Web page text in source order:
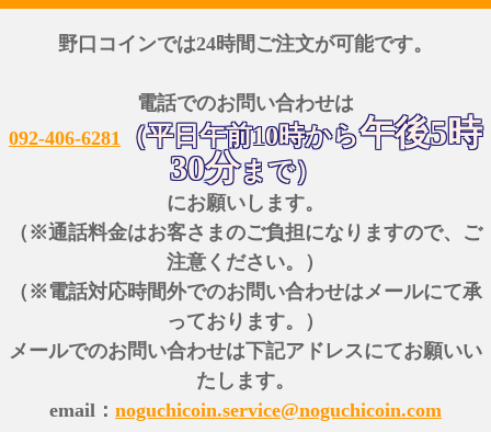
野口コインでは24時間ご注文が可能です。
電話でのお問い合わせは
092-406-6281
（平日午前10時から午後5時
30分まで）
にお願いします。
（※通話料金はお客さまのご負担になりますので、ご
注意ください。）
（※電話対応時間外でのお問い合わせはメールにて承
っております。）
メールでのお問い合わせは下記アドレスにてお願いい
たします。
email： noguchicoin.service@noguchicoin.com